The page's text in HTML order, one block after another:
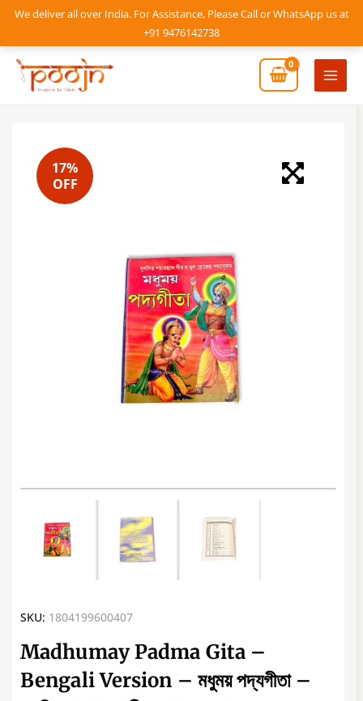
We deliver all over India. For Assistance, Please Call or WhatsApp us at
+91 9476142738
Skip
content
Main
17%
OFF
SKU: 1804199600407
Madhumay Padma Gita –
Bengali Version – মধুময় পদ্যগীতা –